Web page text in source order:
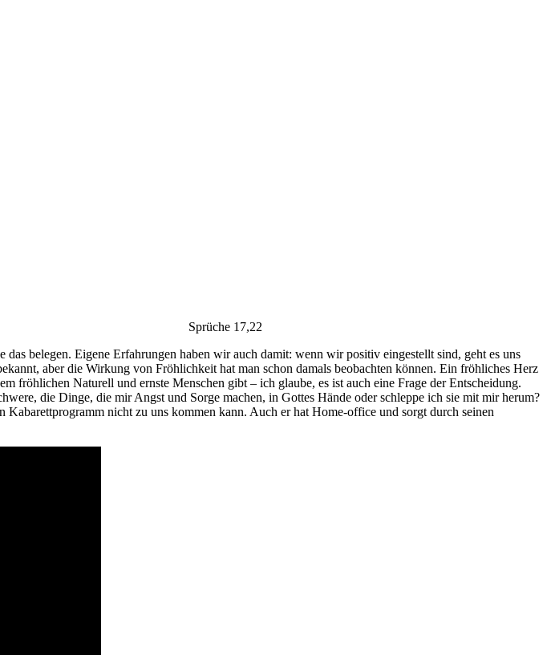
Gebein verdorren.“ Sprüche 17,22
belegen. Eigene Erfahrungen haben wir auch damit: wenn wir positiv eingestellt sind, geht es uns
aber die Wirkung von Fröhlichkeit hat man schon damals beobachten können. Ein fröhliches Herz
fröhlichen Naturell und ernste Menschen gibt – ich glaube, es ist auch eine Frage der Entscheidung.
die Dinge, die mir Angst und Sorge machen, in Gottes Hände oder schleppe ich sie mit mir herum?
nicht zu uns kommen kann. Auch er hat Home-office und sorgt durch seinen